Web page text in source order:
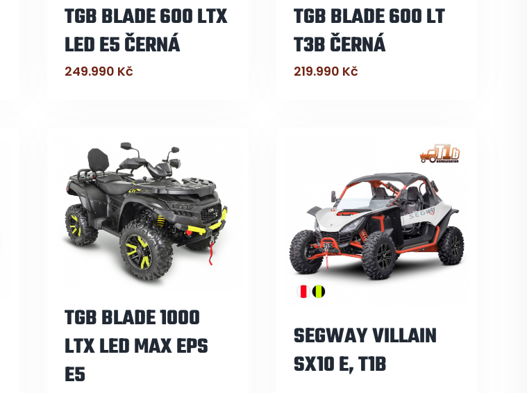
TGB BLADE 600 LTX
LED E5 ČERNÁ
249.990 Kč
TGB BLADE 600 LT
T3B ČERNÁ
219.990 Kč
TGB BLADE 1000
LTX LED MAX EPS
E5
SEGWAY VILLAIN
SX10 E, T1B